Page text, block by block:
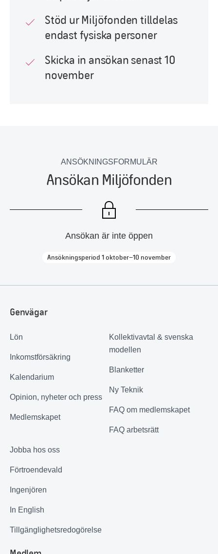
Stöd ur Miljöfonden tilldelas
endast fysiska personer
Skicka in ansökan senast 10
november
ANSÖKNINGSFORMULÄR
Ansökan Miljöfonden
Ansökan är inte öppen
Ansökningsperiod 1 oktober–10 november
Genvägar
Lön
Inkomstförsäkring
Kalendarium
Opinion, nyheter och press
Medlemskapet
Kollektivavtal & svenska
modellen
Blanketter
Ny Teknik
FAQ om medlemskapet
FAQ arbetsrätt
Jobba hos oss
Förtroendevald
Ingenjören
In English
Tillgänglighetsredogörelse